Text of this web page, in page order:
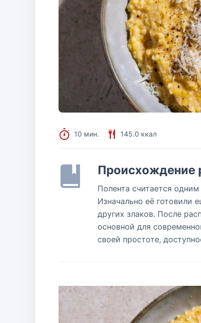
10 мин. 145.0 ккал
Происхождение
Полента считается
Изначально её готовили
других злаков. После
основной для
своей простоте,